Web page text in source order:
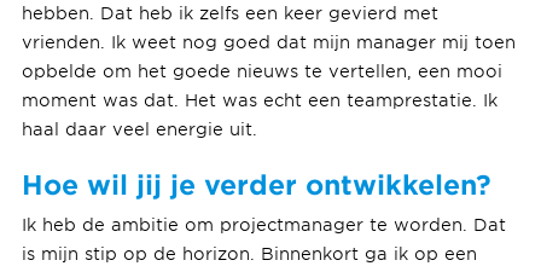
hebben. Dat heb ik zelfs een keer gevierd met
vrienden. Ik weet nog goed dat mijn manager mij toen
opbelde om het goede nieuws te vertellen, een mooi
moment was dat. Het was echt een teamprestatie. Ik
haal daar veel energie uit.
Hoe wil jij je verder ontwikkelen?
Ik heb de ambitie om projectmanager te worden. Dat
is mijn stip op de horizon. Binnenkort ga ik op een